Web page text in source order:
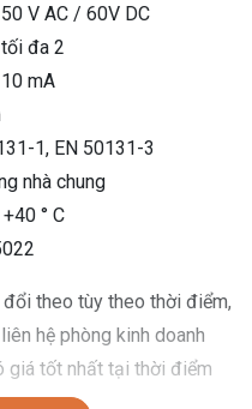
V AC / 60V DC
đa 2
mA
1, EN 50131-3
nhà chung
° C
theo tùy theo thời điểm,
hệ phòng kinh doanh
giá tốt nhất tại thời điểm